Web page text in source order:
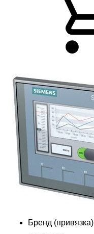
Бренд (привязка)